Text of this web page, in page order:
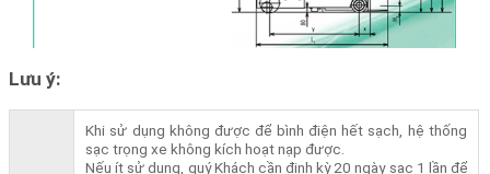
Lưu ý:
Khi sử dụng không được để bình điện hết sạch, hệ thống
sạc trọng xe không kích hoạt nạp được.
Nếu ít sử dụng, quý Khách cần định kỳ 20 ngày sạc 1 lần để